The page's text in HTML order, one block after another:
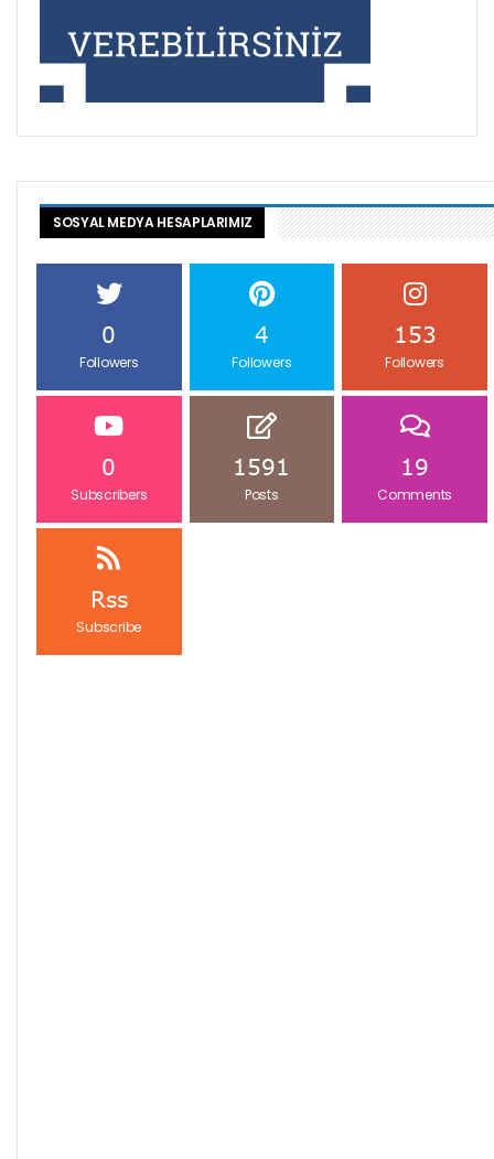
SOSYAL MEDYA HESAPLARIMIZ
0
Followers
4
Followers
153
Followers
0
Subscribers
1591
Posts
19
Comments
Rss
Subscribe